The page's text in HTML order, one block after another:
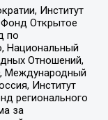
Институт
Открытое
по
Национальный
Отношений,
Международный
Институт
регионального
за